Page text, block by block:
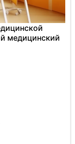
медицинский